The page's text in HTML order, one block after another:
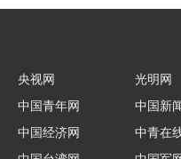
央视网
中国青年网
中国经济网
光明网
中国新
中青在